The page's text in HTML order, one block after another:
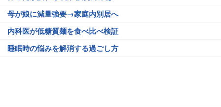
母が娘に減量強要→家庭内別居へ
内科医が低糖質麺を食べ比べ検証
睡眠時の悩みを解消する過ごし方